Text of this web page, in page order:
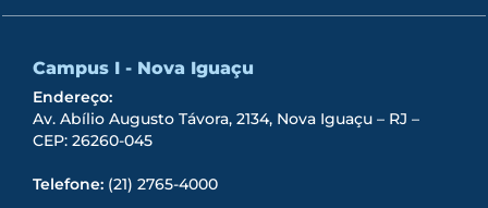
Campus I - Nova Iguaçu
Endereço:
Av. Abílio Augusto Távora, 2134, Nova Iguaçu – RJ –
CEP: 26260-045
Telefone: (21) 2765-4000